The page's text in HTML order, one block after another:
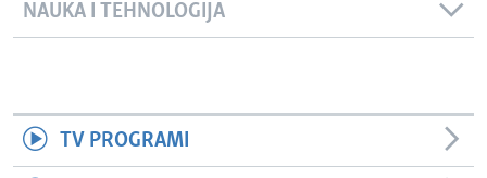
NAUKA I TEHNOLOGIJA
TV PROGRAMI